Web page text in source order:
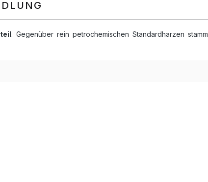
. Gegenüber rein petrochemischen Standardharzen